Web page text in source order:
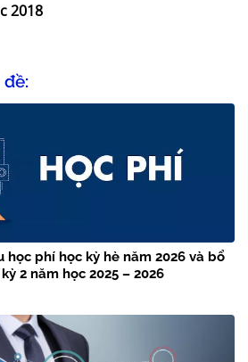
2018
đề:
học phí học kỳ hè năm 2026 và bổ
2 năm học 2025 – 2026